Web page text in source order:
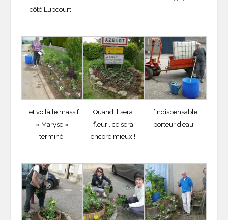
côté Lupcourt…
…et voilà le massif
« Maryse »
terminé.
Quand il sera
fleuri, ce sera
encore mieux !
L’indispensable
porteur d’eau.